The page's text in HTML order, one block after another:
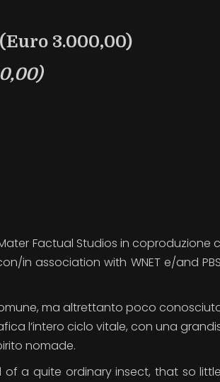
3.000,00)
Factual Studios in coproduzione
in association with WNET e/and
ma altrettanto poco
l’intero ciclo vitale, con una
nomade.
a quite ordinary insect, that so